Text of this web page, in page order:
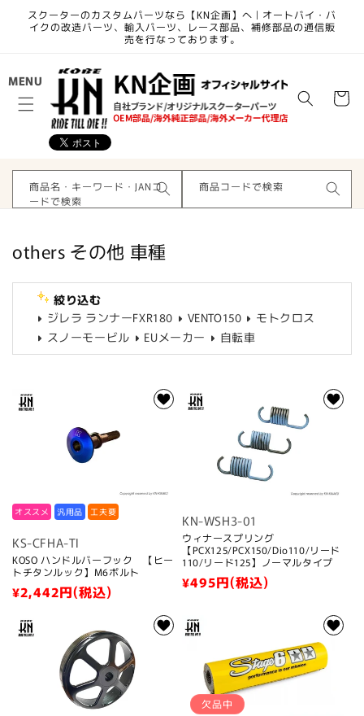
ンツに
進む
スクーターのカスタムパーツなら【KN企画】へ | オートバイ・バ
イクの改造パーツ、輸入パーツ、レース部品、補修部品の通信販
売を行なっております。
MENU
ー
商品名・キーワード・JANコ
ードで検索
商品コードで検索
コ
others その他 車種
絞り込む
ジレラ ランナーFXR180
VENTO150
モトクロス
スノーモービル
EUメーカー 自転車
オススメ 汎用品 工夫要
KS-CFHA-TI
KOSO ハンドルバーフック 【ヒー
トチタンルック】M6ボルト
通
価
¥2,442円(税込)
KN-WSH3-01
ウィナースプリング
【PCX125/PCX150/Dio110/リード
110/リード125】ノーマルタイプ
通
価
格
¥495円(税込)
欠品中